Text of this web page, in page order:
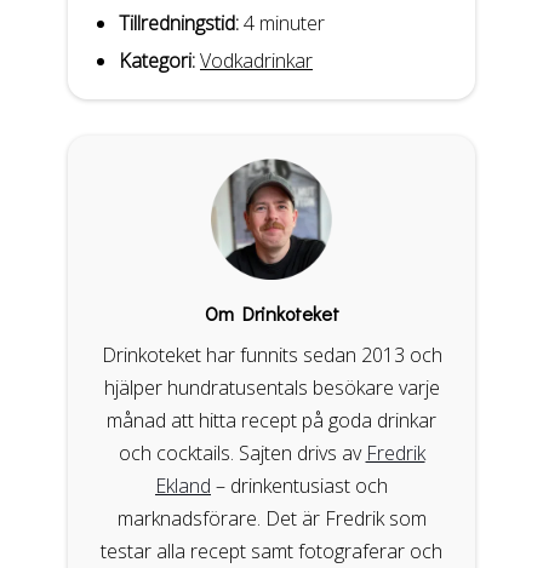
Tillredningstid:4 minuter
Kategori:Vodkadrinkar
Om Drinkoteket
Drinkoteket har funnits sedan 2013 och
hjälper hundratusentals besökare varje
månad att hitta recept på goda drinkar
och cocktails. Sajten drivs av Fredrik
Ekland – drinkentusiast och
marknadsförare. Det är Fredrik som
testar alla recept samt fotograferar och